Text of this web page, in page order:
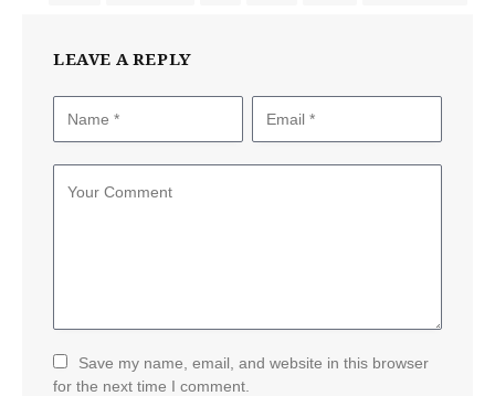
LEAVE A REPLY
Save my name, email, and website in this browser
for the next time I comment.